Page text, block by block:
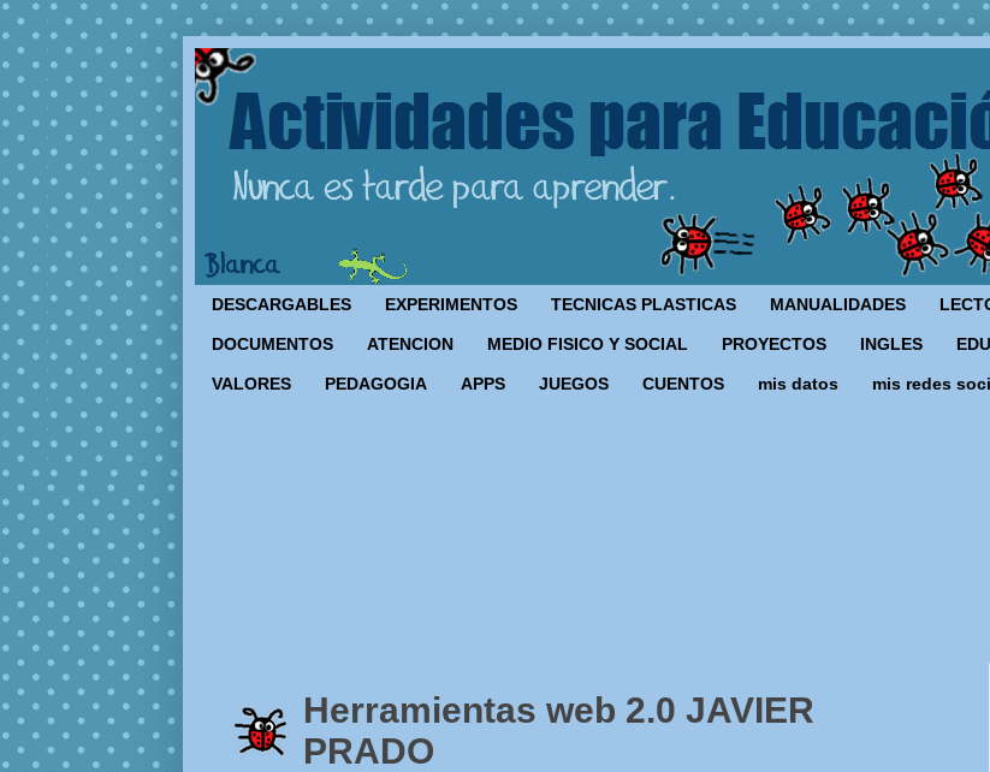
DESCARGABLES EXPERIMENTOS TECNICAS PLASTICAS MANUALIDADES
DOCUMENTOS ATENCION MEDIO FISICO Y SOCIAL PROYECTOS INGLES
VALORES PEDAGOGIA APPS JUEGOS CUENTOS mis datos mis redes
Herramientas web 2.0 JAVIER
PRADO